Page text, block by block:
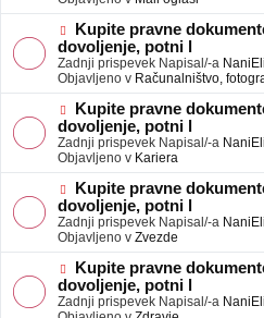
a
v
e
e
o
b
j
a
v
e
N
o
v
e
o
b
a
v
e
Kupite pravne
dovoljenje, potni l
Zadnji prispevek Napisal/-a NaniEli
Objavljeno v Računalništvo,
N
o
v
e
o
b
a
v
e
Kupite pravne
dovoljenje, potni l
Zadnji prispevek Napisal/-a NaniEli
Objavljeno v Kariera
N
o
v
e
o
b
a
v
Kupite pravne
dovoljenje, potni l
Zadnji prispevek Napisal/-a NaniEli
Objavljeno v Zvezde
N
o
v
e
Kupite pravne
dovoljenje, potni l
Zadnji prispevek Napisal/-a NaniEli